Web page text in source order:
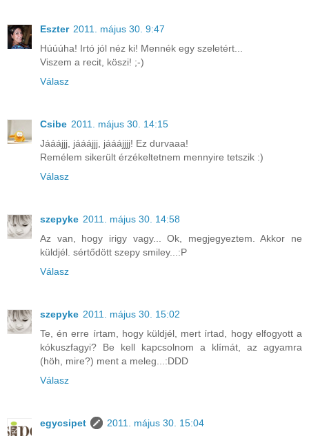
Eszter 2011. május 30. 9:47
Húúúha! Irtó jól néz ki! Mennék egy szeletért...
Viszem a recit, köszi! ;-)
Válasz
Csibe 2011. május 30. 14:15
Jááájjj, jááájjj, jááájjjj! Ez durvaaa!
Remélem sikerült érzékeltetnem mennyire tetszik :)
Válasz
szepyke 2011. május 30. 14:58
Az van, hogy irigy vagy... Ok, megjegyeztem. Akkor ne
küldjél. sértődött szepy smiley...:P
Válasz
szepyke 2011. május 30. 15:02
Te, én erre írtam, hogy küldjél, mert írtad, hogy elfogyott a
kókuszfagyi? Be kell kapcsolnom a klímát, az agyamra
(höh, mire?) ment a meleg...:DDD
Válasz
egycsipet
2011. május 30. 15:04